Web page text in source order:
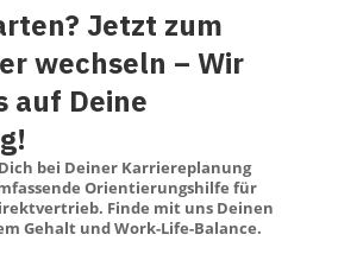
Jetzt zum
wechseln – Wir
auf Deine
bei Deiner Karriereplanung
Orientierungshilfe für
Finde mit uns Deinen
Gehalt und Work-Life-Balance.